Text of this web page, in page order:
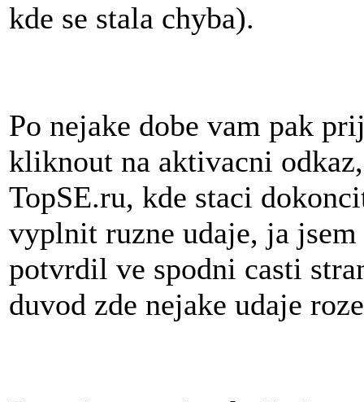
kde se stala chyba).
Po nejake dobe vam pak
kliknout na aktivacni
TopSE.ru, kde staci
vyplnit ruzne udaje, ja
potvrdil ve spodni casti
duvod zde nejake udaje